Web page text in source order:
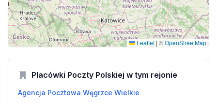
Leaflet | ©OpenStreetMap
Placówki Poczty Polskiej w tym rejonie
Agencja Pocztowa Węgrzce Wielkie